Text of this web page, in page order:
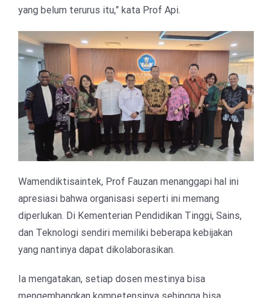
yang belum terurus itu,” kata Prof Api.
Wamendiktisaintek, Prof Fauzan menanggapi hal ini
apresiasi bahwa organisasi seperti ini memang
diperlukan. Di Kementerian Pendidikan Tinggi, Sains,
dan Teknologi sendiri memiliki beberapa kebijakan
yang nantinya dapat dikolaborasikan.
Ia mengatakan, setiap dosen mestinya bisa